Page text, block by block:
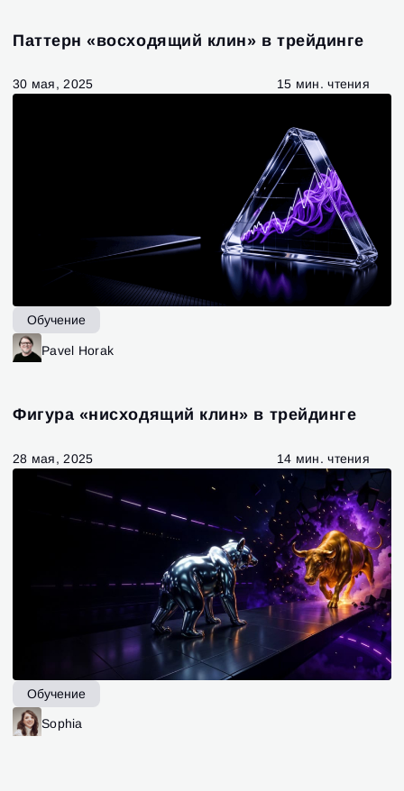
Паттерн «восходящий клин» в трейдинге
30 мая, 2025 15 мин. чтения
Обучение
Pavel Horak
Фигура «нисходящий клин» в трейдинге
28 мая, 2025 14 мин. чтения
Обучение
Sophia